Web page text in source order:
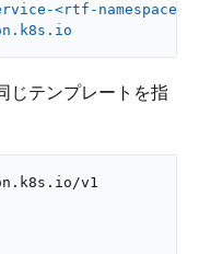
<rtf-namespace>
じテンプレートを指
v1